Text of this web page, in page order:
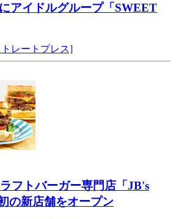
アイドルグループ「SWEET
トレートプレス]
フトバーガー専門店「JB's
の新店舗をオープン